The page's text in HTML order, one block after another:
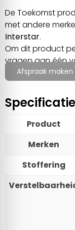
De Toekomst
met andere
Interstar.
Om dit product
vragen aan één
Afspraak
Product
Merken
Stoffering